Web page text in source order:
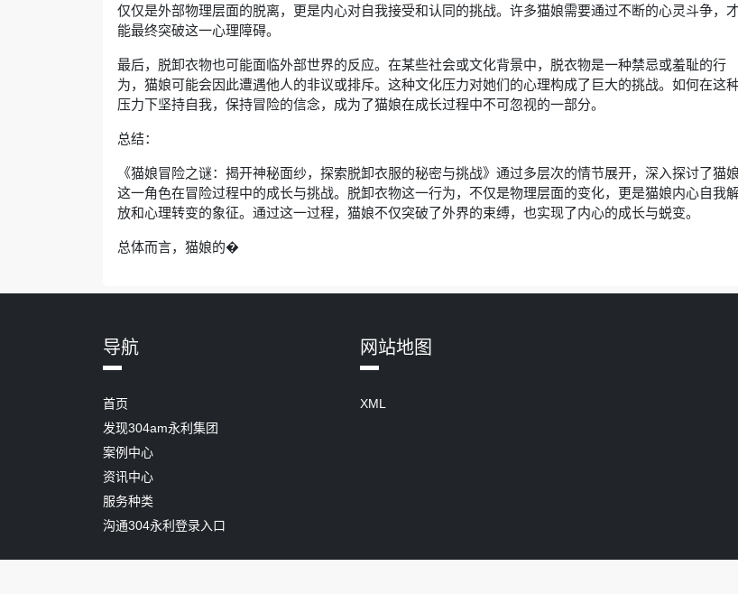
仅仅是外部物理层面的脱离，更是内心对自我接受和认同的挑战。许多猫娘需要通过不断的心灵斗争，才
能最终突破这一心理障碍。
最后，脱卸衣物也可能面临外部世界的反应。在某些社会或文化背景中，脱衣物是一种禁忌或羞耻的行
为，猫娘可能会因此遭遇他人的非议或排斥。这种文化压力对她们的心理构成了巨大的挑战。如何在这种
压力下坚持自我，保持冒险的信念，成为了猫娘在成长过程中不可忽视的一部分。
总结：
《猫娘冒险之谜：揭开神秘面纱，探索脱卸衣服的秘密与挑战》通过多层次的情节展开，深入探讨了猫娘
这一角色在冒险过程中的成长与挑战。脱卸衣物这一行为，不仅是物理层面的变化，更是猫娘内心自我
放和心理转变的象征。通过这一过程，猫娘不仅突破了外界的束缚，也实现了内心的成长与蜕变。
总体而言，猫娘的�
导航
首页
发现304am永利集团
案例中心
资讯中心
服务种类
沟通304永利登录入口
网站地图
XML